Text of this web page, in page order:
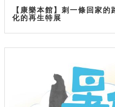
【康樂本館】刺一條回家
化的再生特展